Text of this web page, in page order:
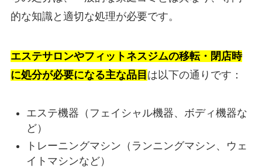
的な知識と適切な処理が必要です。
エステサロンやフィットネスジムの移転・閉店時
に処分が必要になる主な品目 は以下の通りです：
エステ機器（フェイシャル機器、ボディ機器な
ど）
トレーニングマシン（ランニングマシン、ウェ
イトマシンなど）